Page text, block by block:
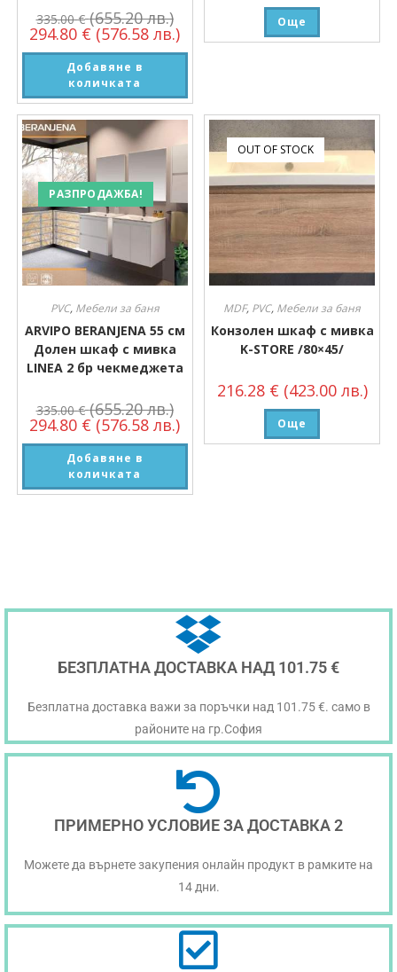
335.00€ (655.20 лв.)
294.80 € (576.58 лв.)
Добавяне в
количката
Още
РАЗПРОДАЖБА!
PVC, Мебели за баня
ARVIPO BERANJENA 55 см
Долен шкаф с мивка
LINEA 2 бр чекмеджета
335.00€ (655.20 лв.)
294.80 € (576.58 лв.)
Добавяне в
количката
OUT OF STOCK
MDF, PVC, Мебели за баня
Конзолен шкаф с мивка
K-STORE /80×45/
216.28 € (423.00 лв.)
Още
БЕЗПЛАТНА ДОСТАВКА НАД 101.75 €
Безплатна доставка важи за поръчки над 101.75 €. само в
районите на гр.София
ПРИМЕРНО УСЛОВИЕ ЗА ДОСТАВКА 2
Можете да върнете закупения онлайн продукт в рамките на
14 дни.